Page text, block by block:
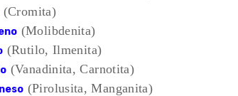
(Cromita)
(Molibdenita)
(Rutilo, Ilmenita)
(Vanadinita, Carnotita)
(Pirolusita, Manganita)